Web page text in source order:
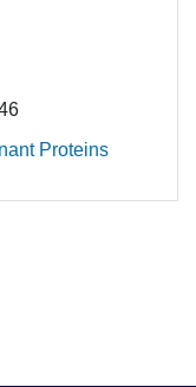
Proteins